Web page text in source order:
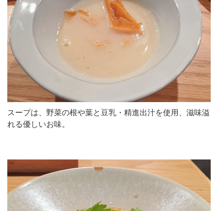
スープは、野菜の根や葉と豆乳・精進出汁を使用、滋味溢
れる優しいお味。